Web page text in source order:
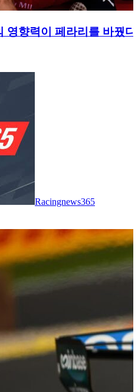
영향력이 페라리를 바꿨
Racingnews365